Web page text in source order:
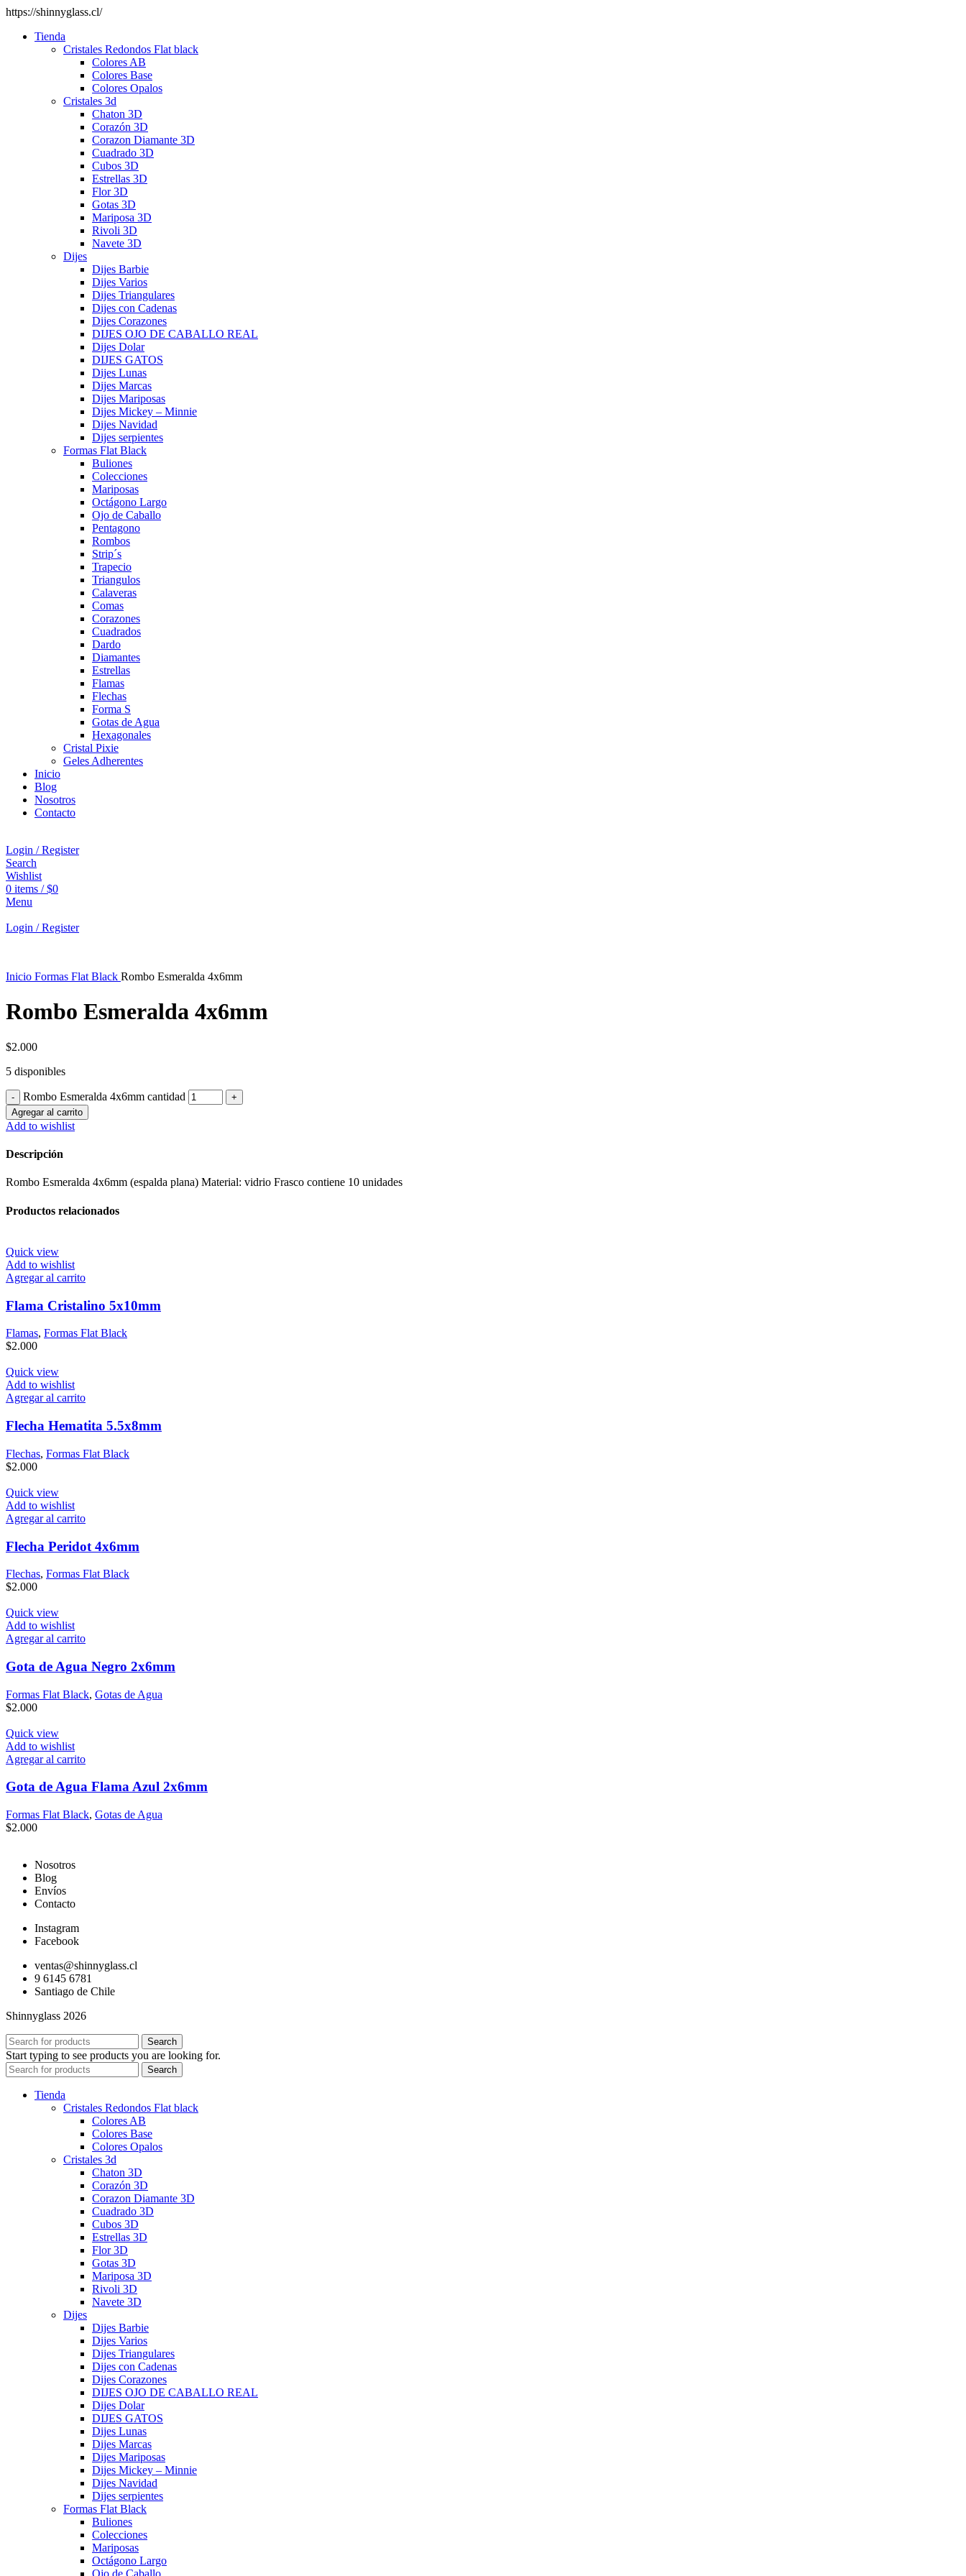
https://shinnyglass.cl/
Tienda
Cristales Redondos Flat black
Colores AB
Colores Base
Colores Opalos
Cristales 3d
Chaton 3D
Corazón 3D
Corazon Diamante 3D
Cuadrado 3D
Cubos 3D
Estrellas 3D
Flor 3D
Gotas 3D
Mariposa 3D
Rivoli 3D
Navete 3D
Dijes
Dijes Barbie
Dijes Varios
Dijes Triangulares
Dijes con Cadenas
Dijes Corazones
DIJES OJO DE CABALLO REAL
Dijes Dolar
DIJES GATOS
Dijes Lunas
Dijes Marcas
Dijes Mariposas
Dijes Mickey – Minnie
Dijes Navidad
Dijes serpientes
Formas Flat Black
Buliones
Colecciones
Mariposas
Octágono Largo
Ojo de Caballo
Pentagono
Rombos
Strip´s
Trapecio
Triangulos
Calaveras
Comas
Corazones
Cuadrados
Dardo
Diamantes
Estrellas
Flamas
Flechas
Forma S
Gotas de Agua
Hexagonales
Cristal Pixie
Geles Adherentes
Inicio
Blog
Nosotros
Contacto
Login / Register
Search
Wishlist
0 items / $0
Menu
Login / Register
Inicio Formas Flat Black Rombo Esmeralda 4x6mm
Rombo Esmeralda 4x6mm
$2.000
5 disponibles
Rombo Esmeralda 4x6mm cantidad
Agregar al carrito
Add to wishlist
Descripción
Rombo Esmeralda 4x6mm (espalda plana) Material: vidrio Frasco contiene 10 unidades
Productos relacionados
Quick view
Add to wishlist
Agregar al carrito
Flama Cristalino 5x10mm
Flamas, Formas Flat Black
$2.000
Quick view
Add to wishlist
Agregar al carrito
Flecha Hematita 5.5x8mm
Flechas, Formas Flat Black
$2.000
Quick view
Add to wishlist
Agregar al carrito
Flecha Peridot 4x6mm
Flechas, Formas Flat Black
$2.000
Quick view
Add to wishlist
Agregar al carrito
Gota de Agua Negro 2x6mm
Formas Flat Black, Gotas de Agua
$2.000
Quick view
Add to wishlist
Agregar al carrito
Gota de Agua Flama Azul 2x6mm
Formas Flat Black, Gotas de Agua
$2.000
Nosotros
Blog
Envíos
Contacto
Instagram
Facebook
ventas@shinnyglass.cl
9 6145 6781
Santiago de Chile
Shinnyglass 2026
Search
Start typing to see products you are looking for.
Search
Tienda
Cristales Redondos Flat black
Colores AB
Colores Base
Colores Opalos
Cristales 3d
Chaton 3D
Corazón 3D
Corazon Diamante 3D
Cuadrado 3D
Cubos 3D
Estrellas 3D
Flor 3D
Gotas 3D
Mariposa 3D
Rivoli 3D
Navete 3D
Dijes
Dijes Barbie
Dijes Varios
Dijes Triangulares
Dijes con Cadenas
Dijes Corazones
DIJES OJO DE CABALLO REAL
Dijes Dolar
DIJES GATOS
Dijes Lunas
Dijes Marcas
Dijes Mariposas
Dijes Mickey – Minnie
Dijes Navidad
Dijes serpientes
Formas Flat Black
Buliones
Colecciones
Mariposas
Octágono Largo